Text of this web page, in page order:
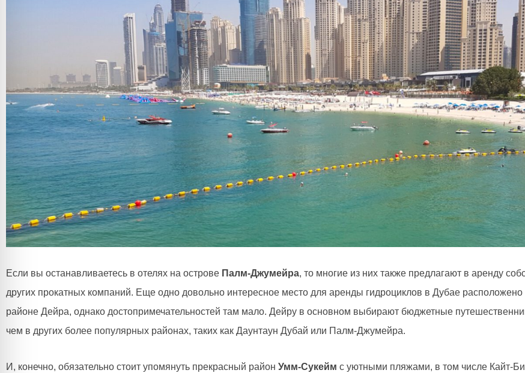
Если вы останавливаетесь в отелях на острове Палм-Джумейра, то многие из них также предлагают в аренду
других прокатных компаний. Еще одно довольно интересное место для аренды гидроциклов в Дубае расположено
районе Дейра, однако достопримечательностей там мало. Дейру в основном выбирают бюджетные
чем в других более популярных районах, таких как Даунтаун Дубай или Палм-Джумейра.
И, конечно, обязательно стоит упомянуть прекрасный район Умм-Сукейм с уютными пляжами, в том числе Кайт-